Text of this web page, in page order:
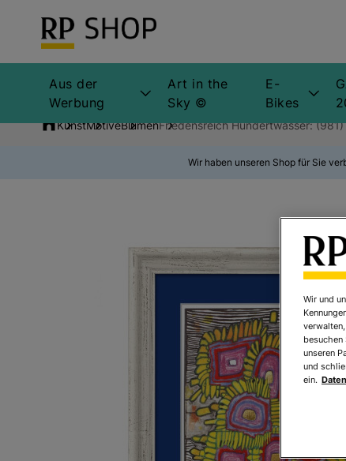
Aus der
Werbung
Art in the
Sky ©
E-
Bikes
KunstMotiveBlumenFriedensreich Hundertwasser:
Wir haben unseren Shop für Sie
Wir und
unseren
und
ein.